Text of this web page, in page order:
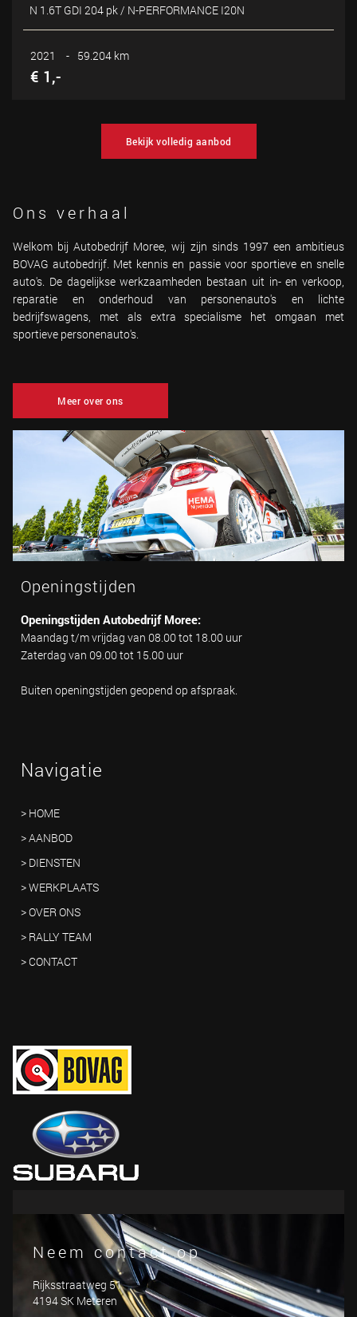
N 1.6T GDI 204 pk / N-PERFORMANCE I20N
2021 - 59.204 km
€ 1,-
Bekijk volledig aanbod
Ons verhaal
Welkom bij Autobedrijf Moree, wij zijn sinds 1997 een ambitieus
BOVAG autobedrijf. Met kennis en passie voor sportieve en snelle
auto's. De dagelijkse werkzaamheden bestaan uit in- en verkoop,
reparatie en onderhoud van personenauto's en lichte
bedrijfswagens, met als extra specialisme het omgaan met
sportieve personenauto's.
Meer over ons
Openingstijden
Openingstijden Autobedrijf Moree:
Maandag t/m vrijdag van 08.00 tot 18.00 uur
Zaterdag van 09.00 tot 15.00 uur
Buiten openingstijden geopend op afspraak.
Navigatie
> HOME
> AANBOD
> DIENSTEN
> WERKPLAATS
> OVER ONS
> RALLY TEAM
> CONTACT
Neem contact op
Rijksstraatweg 51
4194 SK Meteren